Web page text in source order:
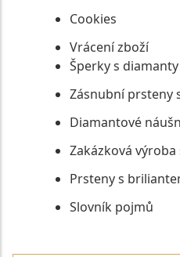
Cookies
Vrácení zboží
Šperky s diamanty
Zásnubní prsteny
Diamantové
Zakázková
Prsteny s
Slovník pojmů